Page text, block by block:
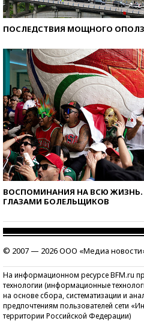
ПОСЛЕДСТВИЯ МОЩНОГО
ВОСПОМИНАНИЯ НА ВСЮ
ГЛАЗАМИ БОЛЕЛЬЩИКОВ
© 2007 — 2026 ООО «Медиа
На информационном ресурсе BFM.ru
технологии (информационные
на основе сбора, систематизации и
предпочтениям пользователей сети
территории Российской Федерации)